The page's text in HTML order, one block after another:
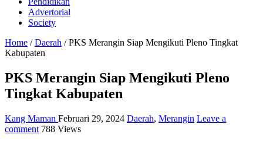
Advertorial
Society
Home / Daerah / PKS Merangin Siap Mengikuti Pleno Tingkat
Kabupaten
PKS Merangin Siap Mengikuti Pleno
Tingkat Kabupaten
Kang Maman Februari 29, 2024 Daerah, Merangin Leave a
comment 788 Views